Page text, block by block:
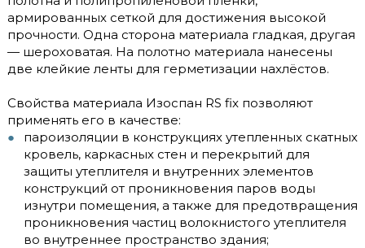
армированных сеткой для достижения высокой
прочности. Одна сторона материала гладкая, другая
— шероховатая. На полотно материала нанесены
две клейкие ленты для герметизации нахлёстов.
Свойства материала Изоспан RS fix позволяют
применять его в качестве:
пароизоляции в конструкциях утепленных скатных
кровель, каркасных стен и перекрытий для
защиты утеплителя и внутренних элементов
конструкций от проникновения паров воды
изнутри помещения, а также для предотвращения
проникновения частиц волокнистого утеплителя
во внутреннее пространство здания;